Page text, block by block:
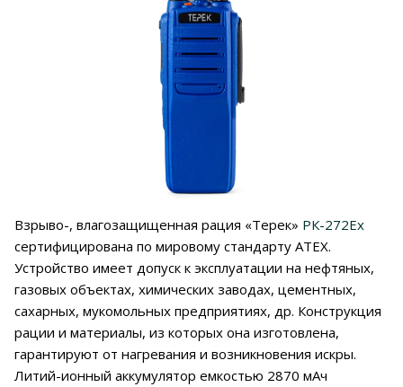
Взрыво-, влагозащищенная рация «Терек» РК-272Ex
сертифицирована по мировому стандарту ATEX.
Устройство имеет допуск к эксплуатации на нефтяных,
газовых объектах, химических заводах, цементных,
сахарных, мукомольных предприятиях, др. Конструкция
рации и материалы, из которых она изготовлена,
гарантируют от нагревания и возникновения искры.
Литий-ионный аккумулятор емкостью 2870 мАч